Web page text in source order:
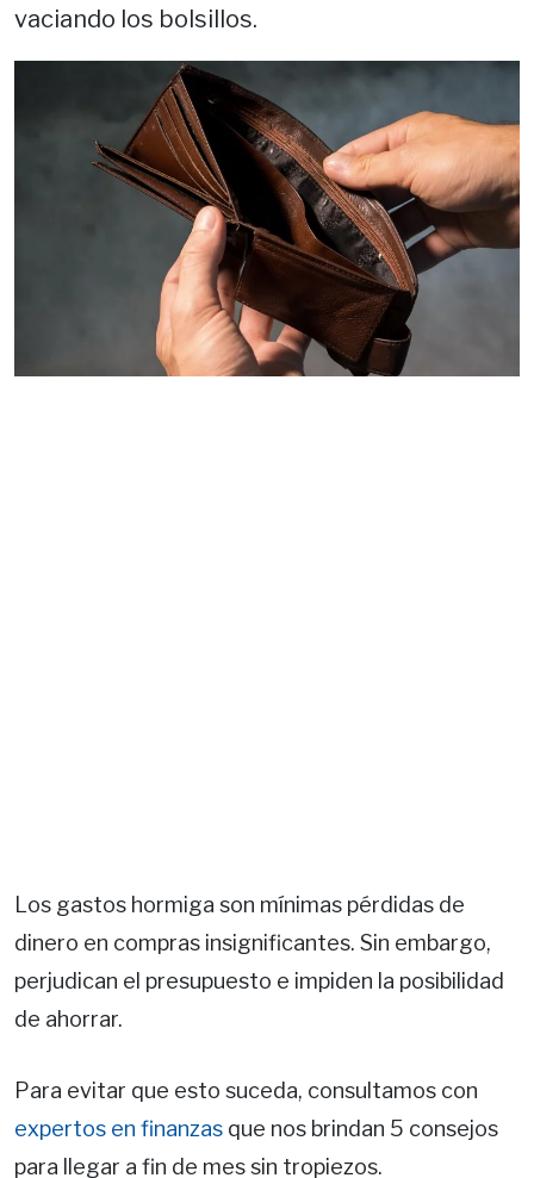
vaciando los bolsillos.
Los gastos hormiga son mínimas pérdidas de
dinero en compras insignificantes. Sin embargo,
perjudican el presupuesto e impiden la posibilidad
de ahorrar.
Para evitar que esto suceda, consultamos con
expertos en finanzas que nos brindan 5 consejos
para llegar a fin de mes sin tropiezos.